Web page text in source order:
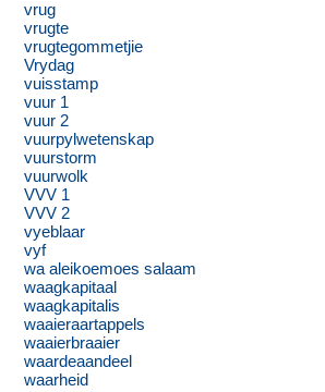
vrug
vrugte
vrugtegommetjie
Vrydag
vuisstamp
vuur 1
vuur 2
vuurpylwetenskap
vuurstorm
vuurwolk
VVV 1
VVV 2
vyeblaar
vyf
wa aleikoemoes salaam
waagkapitaal
waagkapitalis
waaieraartappels
waaierbraaier
waardeaandeel
waarheid